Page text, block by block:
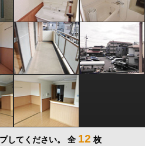
してください。 全 12 枚